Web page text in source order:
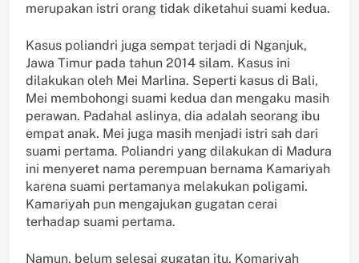
merupakan istri orang tidak diketahui suami kedua.
Kasus poliandri juga sempat terjadi di Nganjuk,
Jawa Timur pada tahun 2014 silam. Kasus ini
dilakukan oleh Mei Marlina. Seperti kasus di Bali,
Mei membohongi suami kedua dan mengaku masih
perawan. Padahal aslinya, dia adalah seorang ibu
empat anak. Mei juga masih menjadi istri sah dari
suami pertama. Poliandri yang dilakukan di Madura
ini menyeret nama perempuan bernama Kamariyah
karena suami pertamanya melakukan poligami.
Kamariyah pun mengajukan gugatan cerai
terhadap suami pertama.
Namun, belum selesai gugatan itu, Komariyah